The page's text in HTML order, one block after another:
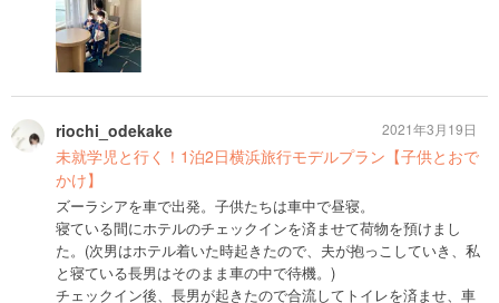
riochi_odekake
未就学児と行く！1泊2日横浜旅行モデルプラン【子供とおで
かけ】
ズーラシアを車で出発。子供たちは車中で昼寝。
寝ている間にホテルのチェックインを済ませて荷物を預けまし
た。(次男はホテル着いた時起きたので、夫が抱っこしていき、私
と寝ている長男はそのまま車の中で待機。)
チェックイン後、長男が起きたので合流してトイレを済ませ、車
2021年3月19日